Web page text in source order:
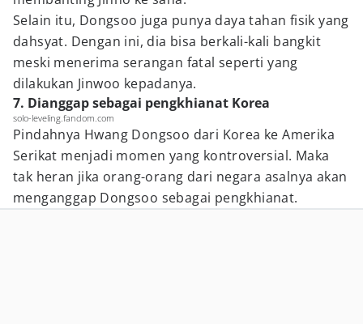
Selain itu, Dongsoo juga punya daya tahan fisik yang
dahsyat. Dengan ini, dia bisa berkali-kali bangkit
meski menerima serangan fatal seperti yang
dilakukan Jinwoo kepadanya.
7. Dianggap sebagai pengkhianat Korea
solo-leveling.fandom.com
Pindahnya Hwang Dongsoo dari Korea ke Amerika
Serikat menjadi momen yang kontroversial. Maka
tak heran jika orang-orang dari negara asalnya akan
menganggap Dongsoo sebagai pengkhianat.